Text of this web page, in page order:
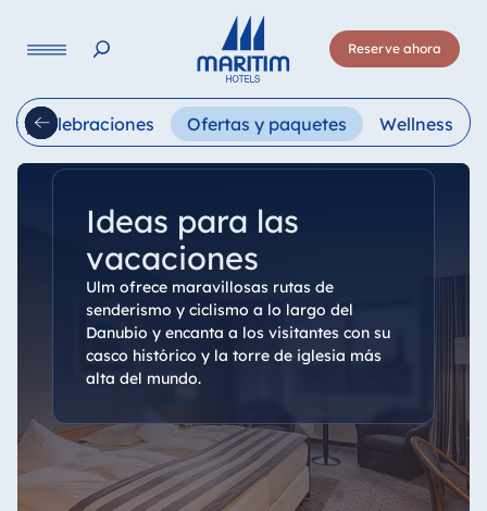
Reserve ahora
English Français Italiano
y celebraciones Ofertas y paquetes Wellness
Ideas para las
vacaciones
Ulm ofrece maravillosas rutas de
senderismo y ciclismo a lo largo del
Danubio y encanta a los visitantes con su
casco histórico y la torre de iglesia más
alta del mundo.